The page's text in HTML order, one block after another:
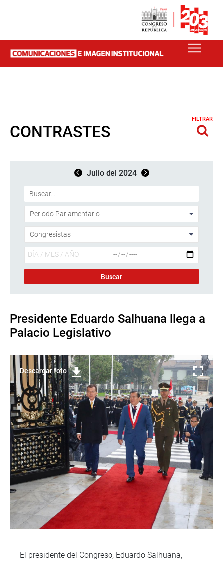
CONTRASTES
FILTRAR
Julio del 2024
Presidente Eduardo Salhuana llega a
Palacio Legislativo
Descargar foto
El presidente del Congreso, Eduardo Salhuana,